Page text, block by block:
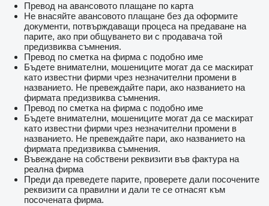
Превод на авансовото плащане по карта
Не внасяйте авансовото плащане без да оформите
документи, потвърждаващи процеса на предаване на
парите, ако при общуването ви с продавача той
предизвиква съмнения.
Превод по сметка на фирма с подобно име
Бъдете внимателни, мошениците могат да се маскират
като известни фирми чрез незначителни промени в
названието. Не превеждайте пари, ако названието на
фирмата предизвиква съмнения.
Превод по сметка на фирма с подобно име
Бъдете внимателни, мошениците могат да се маскират
като известни фирми чрез незначителни промени в
названието. Не превеждайте пари, ако названието на
фирмата предизвиква съмнения.
Въвеждане на собствени реквизити във фактура на
реална фирма
Преди да преведете парите, проверете дали посочените
реквизити са правилни и дали те се отнасят към
посочената фирма.